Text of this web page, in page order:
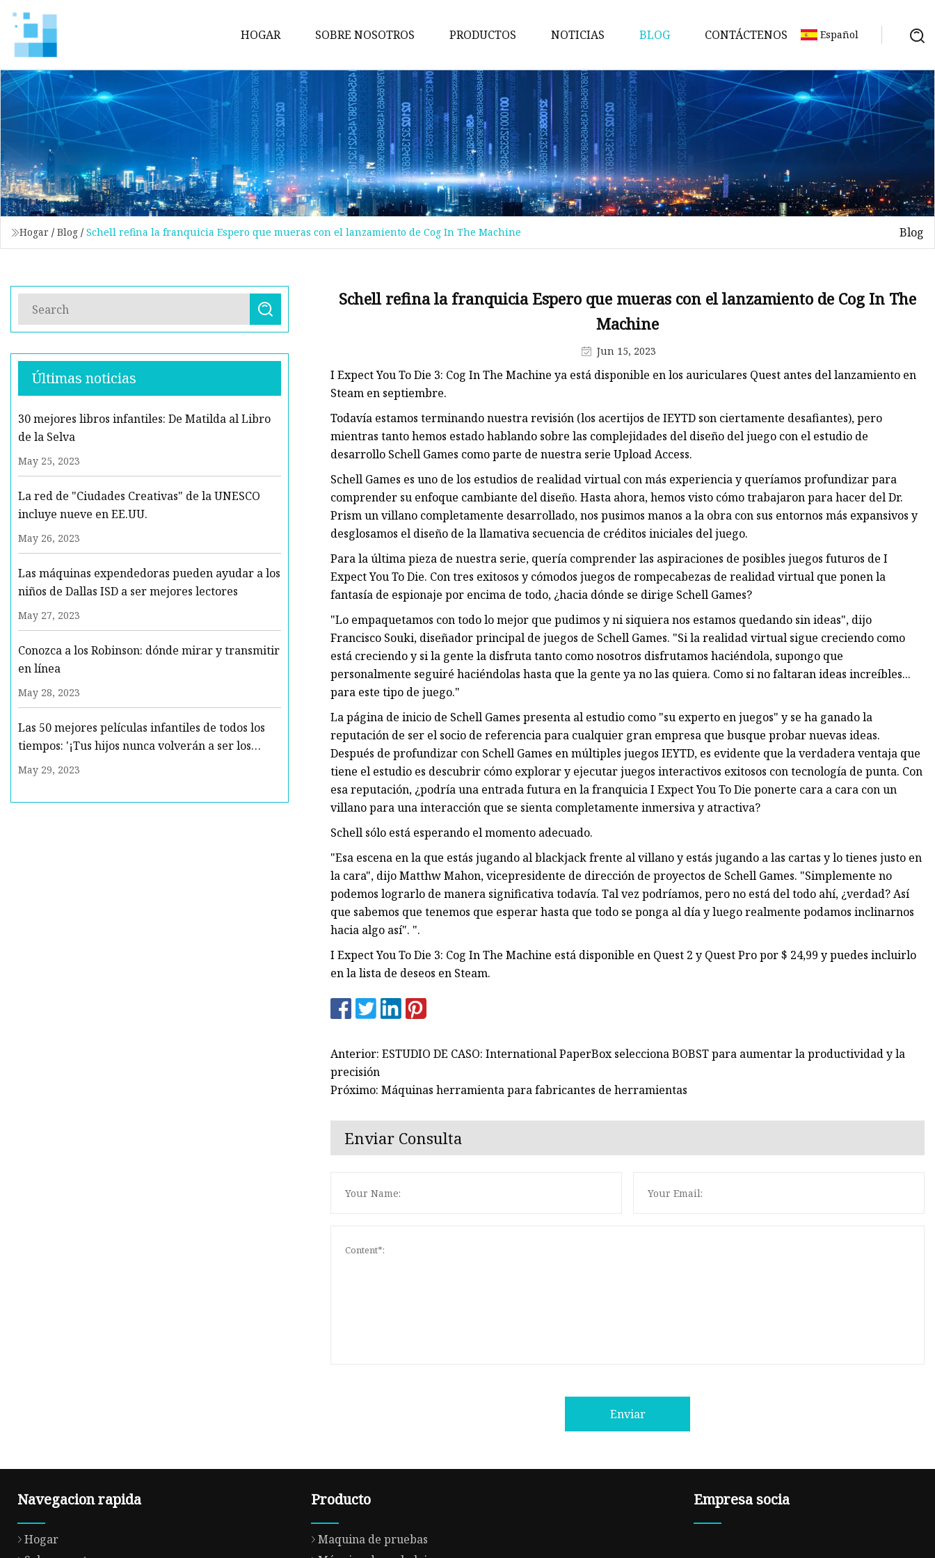
HOGAR SOBRE NOSOTROS PRODUCTOS
Maquina de pruebas
Máquina de embalaje
Maquina de cortar
Máquina bronceadora
Perforadora
Máquina transportadora
Máquina de implantación
Máquina de libros para niños
Máquina troqueladora de libros
Máquina cortadora de materiales
NOTICIAS BLOG CONTÁCTENOS Español
Hogar / Blog / Schell refina la franquicia Espero que mueras con el lanzamiento de Cog In The Machine Blog
Últimas noticias
30 mejores libros infantiles: De Matilda al Libro
de la Selva
May 25, 2023
La red de "Ciudades Creativas" de la UNESCO
incluye nueve en EE.UU.
May 26, 2023
Las máquinas expendedoras pueden ayudar a los
niños de Dallas ISD a ser mejores lectores
May 27, 2023
Conozca a los Robinson: dónde mirar y transmitir
en línea
May 28, 2023
Las 50 mejores películas infantiles de todos los
tiempos: '¡Tus hijos nunca volverán a ser los
mismos!'
May 29, 2023
Schell refina la franquicia Espero que mueras con el lanzamiento de Cog In The
Machine
Jun 15, 2023
I Expect You To Die 3: Cog In The Machine ya está disponible en los auriculares Quest antes del lanzamiento en
Steam en septiembre.
Todavía estamos terminando nuestra revisión (los acertijos de IEYTD son ciertamente desafiantes), pero
mientras tanto hemos estado hablando sobre las complejidades del diseño del juego con el estudio de
desarrollo Schell Games como parte de nuestra serie Upload Access.
Schell Games es uno de los estudios de realidad virtual con más experiencia y queríamos profundizar para
comprender su enfoque cambiante del diseño. Hasta ahora, hemos visto cómo trabajaron para hacer del Dr.
Prism un villano completamente desarrollado, nos pusimos manos a la obra con sus entornos más expansivos y
desglosamos el diseño de la llamativa secuencia de créditos iniciales del juego.
Para la última pieza de nuestra serie, quería comprender las aspiraciones de posibles juegos futuros de I
Expect You To Die. Con tres exitosos y cómodos juegos de rompecabezas de realidad virtual que ponen la
fantasía de espionaje por encima de todo, ¿hacia dónde se dirige Schell Games?
"Lo empaquetamos con todo lo mejor que pudimos y ni siquiera nos estamos quedando sin ideas", dijo
Francisco Souki, diseñador principal de juegos de Schell Games. "Si la realidad virtual sigue creciendo como
está creciendo y si la gente la disfruta tanto como nosotros disfrutamos haciéndola, supongo que
personalmente seguiré haciéndolas hasta que la gente ya no las quiera. Como si no faltaran ideas increíbles...
para este tipo de juego."
La página de inicio de Schell Games presenta al estudio como "su experto en juegos" y se ha ganado la
reputación de ser el socio de referencia para cualquier gran empresa que busque probar nuevas ideas.
Después de profundizar con Schell Games en múltiples juegos IEYTD, es evidente que la verdadera ventaja que
tiene el estudio es descubrir cómo explorar y ejecutar juegos interactivos exitosos con tecnología de punta. Con
esa reputación, ¿podría una entrada futura en la franquicia I Expect You To Die ponerte cara a cara con un
villano para una interacción que se sienta completamente inmersiva y atractiva?
Schell sólo está esperando el momento adecuado.
"Esa escena en la que estás jugando al blackjack frente al villano y estás jugando a las cartas y lo tienes justo en
la cara", dijo Matthw Mahon, vicepresidente de dirección de proyectos de Schell Games. "Simplemente no
podemos lograrlo de manera significativa todavía. Tal vez podríamos, pero no está del todo ahí, ¿verdad? Así
que sabemos que tenemos que esperar hasta que todo se ponga al día y luego realmente podamos inclinarnos
hacia algo así". ".
I Expect You To Die 3: Cog In The Machine está disponible en Quest 2 y Quest Pro por $ 24,99 y puedes incluirlo
en la lista de deseos en Steam.
Anterior: ESTUDIO DE CASO: International PaperBox selecciona BOBST para aumentar la productividad y la
precisión
Próximo: Máquinas herramienta para fabricantes de herramientas
Enviar Consulta
Enviar
Navegacion rapida
Hogar
Producto
Maquina de pruebas
Empresa socia